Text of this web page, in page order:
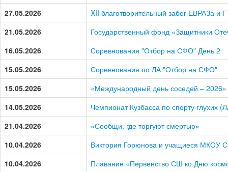
27.05.2026
XII благотворительный забег ЕВРАЗа и
21.05.2026
Государственный фонд «Защитники
16.05.2026
Соревнования "Отбор на СФО" День 2
15.05.2026
Соревнования по ЛА "Отбор на СФО"
15.05.2026
«Международный день соседей – 2026»
14.05.2026
Чемпионат Кузбасса по спорту глухих
21.04.2026
«Сообщи, где торгуют смертью»
10.04.2026
Виктория Горюнова и учащиеся МКОУ
10.04.2026
Плавание «Первенство СШ ко Дню